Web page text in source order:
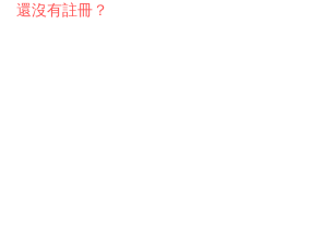
還沒有註冊？